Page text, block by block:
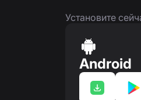
Установите
Android